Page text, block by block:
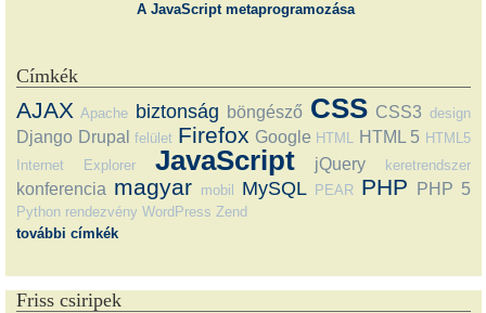
A JavaScript metaprogramozása
Címkék
AJAX Apache biztonság böngésző CSS CSS3 design
Django Drupal felület Firefox Google HTML HTML 5 HTML5
Internet Explorer
JavaScript jQuery keretrendszer
konferencia magyar mobil MySQL PEAR PHP PHP 5
Python rendezvény WordPress Zend
további címkék
Friss csiripek